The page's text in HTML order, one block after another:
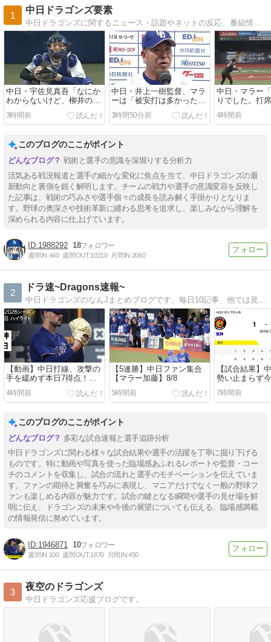
1
中日ドラゴンズ要素
中日ドラゴンズに関するニュース・話題やネットの反応、番組情報をまとめるブログです。
中日・宇佐見真吾「なにか
わからないけど、柳井の金
魚！風情ありすぎて！」
3時間前
中日・井上一樹監督、マラ
ーは「被安打は多かったけ
どもそこで粘りの投球がで
きた」
3時間50分前
中日・マラー
りでした。打
フルスイング
る。チームの
4時間前
このブログのここがポイント
戦術と選手の意識を深堀りする分析力
活気ある戦況報道と選手の細かな変化に焦点を当て、中日ドラゴンズの最
新動向と裏側を鋭く解明します。チームの戦力や選手の意識変容を反映し
た記事は、戦術の巧みさや選手個々の成長を読み解く手掛かりとなりま
す。野球の奥深さや技術革新に纏わる思考を追求し、楽しみながら理解を
深められる内容に仕上げています。
1988292 18
週間IN:440 週間OUT:10210 月間IN:2060
2
ドラ速~Dragons速報~
中日ドラゴンズのなんJまとめブログです。毎日10記事、他では見られない中日記事が見られます。
【動画】中日打線、攻撃の
手を緩めず本日7得点！サ
ノーと石川が連続タイムリ
ーヒット！
4時間前
【5連勝】中日ファン集合
【マラー加藤】8/8
5時間前
【試合結果】
勢い止まらず
勝！打っては
＆投げてはマ
7時間前
このブログのここがポイント
多彩な試合速報と選手追跡分析
中日ドラゴンズに関わる様々な試合結果や選手の活躍を丁寧に掘り下げる
ものです。特に動画や写真を使った臨場感あふれるレポートや監督・コー
チのコメントを収集し、試合の流れと選手のモチベーションを伝えていま
す。ファンの期待と興奮を巧みに表現し、マニアだけでなく一般の野球フ
ァンも楽しめる内容が魅力です。試合の鍵となる瞬間や選手の見せ場を鮮
明に伝え、ドラゴンズの未来や今後の展望についても伝える、臨場感満載
の情報発信に努めています。
1946871 10
週間IN:100 週間OUT:1870 月間IN:450
3
夜空のドラゴンズ
中日ドラゴンズ応援ブログです。